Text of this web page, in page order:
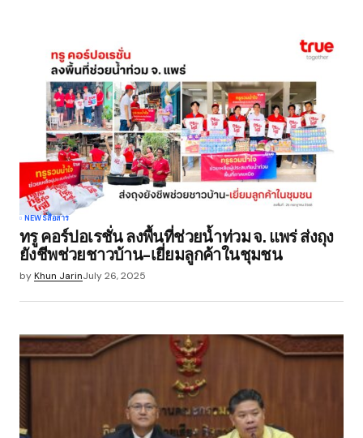
NEWSสื่อสาร
ทรู คอร์ปอเรชั่น ลงพื้นที่ช่วยน้ำท่วม จ. แพร่ ส่งถุง
ยังชีพช่วยชาวบ้าน-เยี่ยมลูกค้าในชุมชน
byKhun JarinJuly 26, 2025